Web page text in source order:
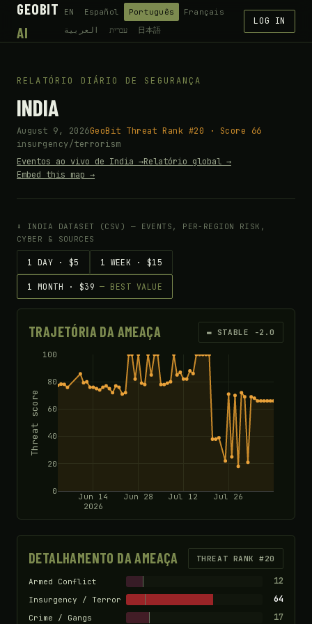
GEOBIT
AI
EN Español Português
Français
العربية
עברית 日本語
LOG IN
RELATÓRIO DIÁRIO DE SEGURANÇA
INDIA
August 9, 2026GeoBit Threat Rank #20 · Score 66
insurgency/terrorism
Eventos ao vivo de India →Relatório global →
Embed this map →
⬇ INDIA DATASET (CSV) — EVENTS, PER-REGION RISK,
CYBER & SOURCES
1 DAY · $5 1 WEEK · $15
1 MONTH · $39— BEST VALUE
TRAJETÓRIA DA AMEAÇA ▬ STABLE -2.0
Jun 14
2026
Jun 28 Jul 12 Jul 26
0
20
40
60
80
100
Threat score
DETALHAMENTO DA AMEAÇA THREAT RANK #20
Armed Conflict 12
Insurgency / Terror 64
Crime / Gangs 17